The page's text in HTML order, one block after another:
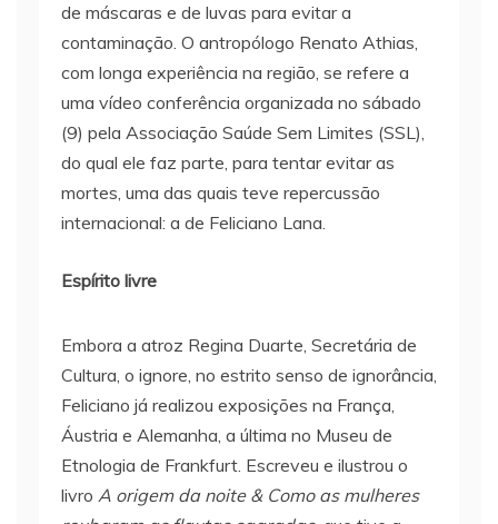
de máscaras e de luvas para evitar a
contaminação. O antropólogo Renato Athias,
com longa experiência na região, se refere a
uma vídeo conferência organizada no sábado
(9) pela Associação Saúde Sem Limites (SSL),
do qual ele faz parte, para tentar evitar as
mortes, uma das quais teve repercussão
internacional: a de Feliciano Lana.
Espírito livre
Embora a atroz Regina Duarte, Secretária de
Cultura, o ignore, no estrito senso de ignorância,
Feliciano já realizou exposições na França,
Áustria e Alemanha, a última no Museu de
Etnologia de Frankfurt. Escreveu e ilustrou o
livro A origem da noite & Como as mulheres